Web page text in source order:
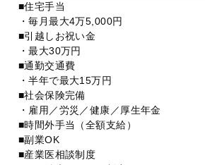
■住宅手当
・毎月最大4万5,000円
■引越しお祝い金
・最大30万円
■通勤交通費
・半年で最大15万円
■社会保険完備
・雇用／労災／健康／厚生年金
■時間外手当（全額支給）
■副業OK
■産業医相談制度